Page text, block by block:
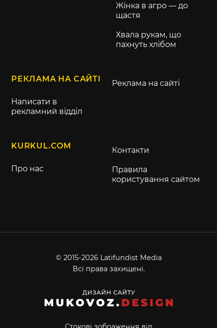
Жінка в агро — до
щастя
Хвала рукам, що
пахнуть хлібом
РЕКЛАМА НА САЙТІ
Написати в
рекламний відділ
Реклама на сайті
KURKUL.COM
Про нас
Контакти
Правила
користування сайтом
© 2015-2026 Latifundist Media
Всі права захищені.